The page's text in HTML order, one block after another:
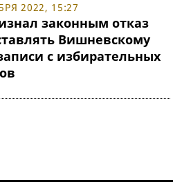
2022, 15:27
законным отказ
Вишневскому
с избирательных